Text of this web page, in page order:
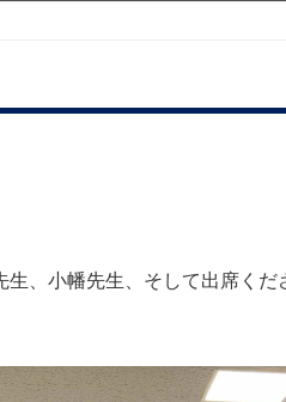
、小幡先生、そして出席く